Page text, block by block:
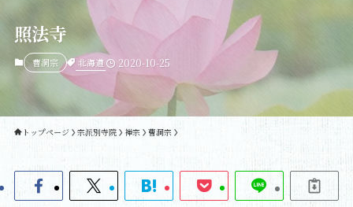
照法寺
曹洞宗 北海道 2020-10-25
トップページ 宗派別寺院 禅宗 曹洞宗